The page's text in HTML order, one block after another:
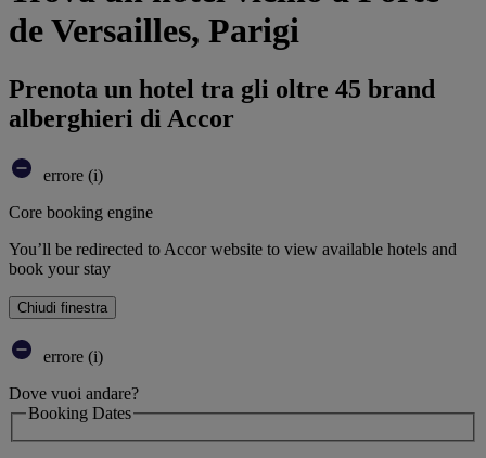
de Versailles, Parigi
Prenota un hotel tra gli oltre 45 brand
alberghieri di Accor
errore (i)
Core booking engine
You’ll be redirected to Accor website to view available hotels and
book your stay
Chiudi finestra
errore (i)
Dove vuoi andare?
Booking Dates